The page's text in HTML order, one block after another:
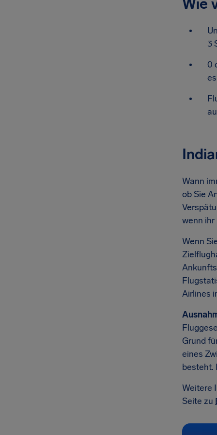
Wie
3
0
Wann
ob Sie
wenn
Wenn
Airlines
Grund
eines
besteht.
Weitere
Seite zu